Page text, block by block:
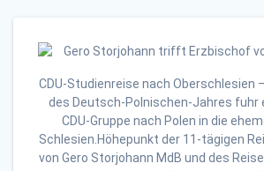
CDU-Studienreise nach Oberschlesien
des Deutsch-Polnischen-Jahres fuhr
CDU-Gruppe nach Polen in die
Schlesien.Höhepunkt der 11-tägigen
von Gero Storjohann MdB und des